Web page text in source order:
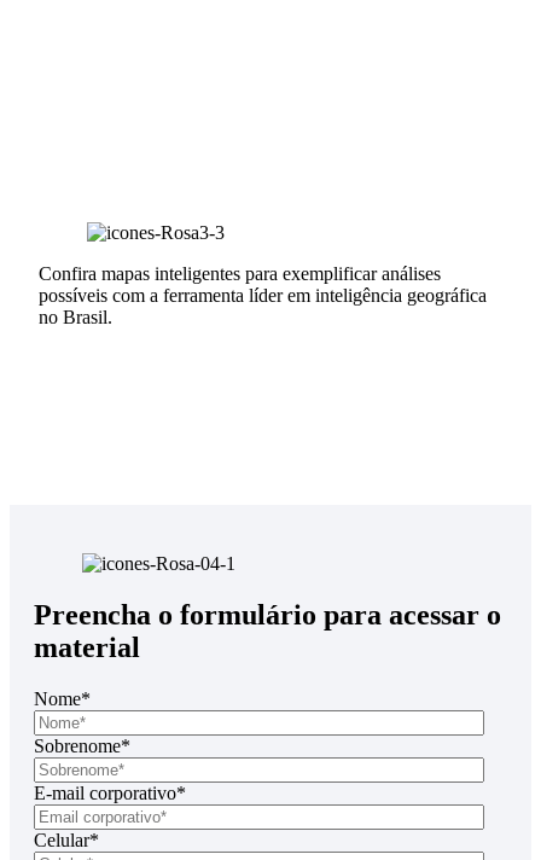
Confira mapas inteligentes para exemplificar análises
possíveis com a ferramenta líder em inteligência geográfica
no Brasil.
Preencha o formulário para acessar o
material
Nome*
Sobrenome*
E-mail corporativo*
Celular*